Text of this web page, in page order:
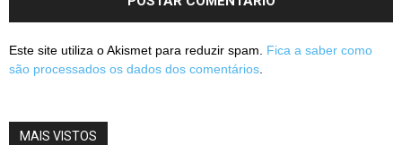
Este site utiliza o Akismet para reduzir spam. Fica a saber como
são processados os dados dos comentários
MAIS VISTOS